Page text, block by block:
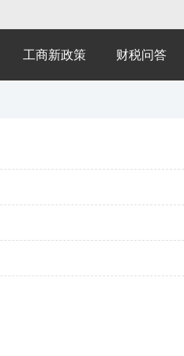
工商新政策 财税问答